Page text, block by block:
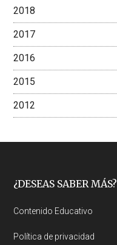
2018
2017
2016
2015
2012
Footer
¿DESEAS SABER MÁS?
Contenido Educativo
Política de privacidad